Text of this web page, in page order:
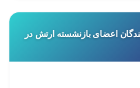
اعضای بازنشسته ارتش در